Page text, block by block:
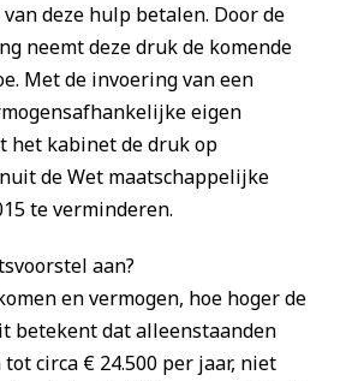
deze hulp betalen. Door de
neemt deze druk de komende
Met de invoering van een
eigen
het kabinet de druk op
de Wet maatschappelijke
te verminderen.
aan?
en vermogen, hoe hoger de
betekent dat alleenstaanden
circa € 24.500 per jaar, niet